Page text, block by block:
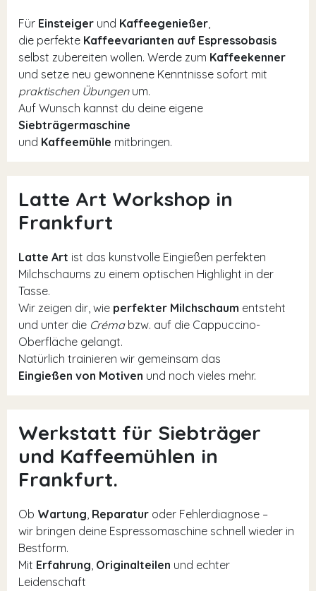
Für Einsteiger und Kaffeegenießer,
die perfekte Kaffeevarianten auf Espressobasis
selbst zubereiten wollen. Werde zum Kaffeekenner
und setze neu gewonnene Kenntnisse sofort mit
praktischen Übungenum.
Auf Wunsch kannst du deine eigene
Siebträgermaschine
und Kaffeemühle mitbringen.
Latte Art Workshop in
Frankfurt
Latte Art ist das kunstvolle Eingießen perfekten
Milchschaums zu einem optischen Highlight in der
Tasse.
Wir zeigen dir, wie perfekter Milchschaum entsteht
und unter die Crémabzw. auf die Cappuccino-
Oberfläche gelangt.
Natürlich trainieren wir gemeinsam das
Eingießen von Motiven und noch vieles mehr.
Werkstatt für Siebträger
und Kaffeemühlen in
Frankfurt.
Ob Wartung, Reparatur oder Fehlerdiagnose –
wir bringen deine Espressomaschine schnell wieder in
Bestform.
Mit Erfahrung, Originalteilen und echter
Leidenschaft